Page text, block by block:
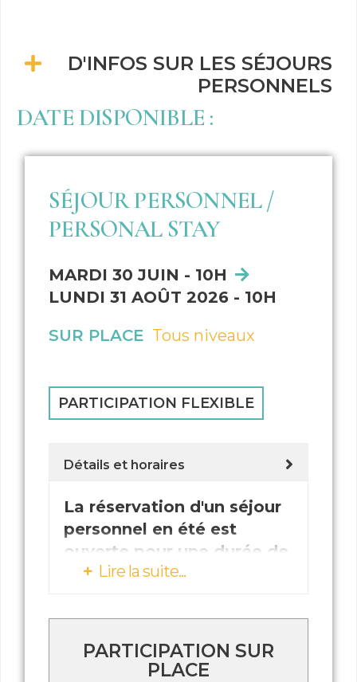
D'INFOS SUR LES SÉJOURS
PERSONNELS
DATE DISPONIBLE :
SÉJOUR PERSONNEL /
PERSONAL STAY
MARDI 30 JUIN - 10H
LUNDI 31 AOÛT 2026 - 10H
SUR PLACE Tous niveaux
PARTICIPATION FLEXIBLE
Détails et horaires
La réservation d'un séjour
personnel en été est
ouverte pour une durée de
trois nuits minimum à une
des périodes plus longues,
merci de prendre contact
avec la réception par e-
Lire la suite...
PARTICIPATION SUR
PLACE